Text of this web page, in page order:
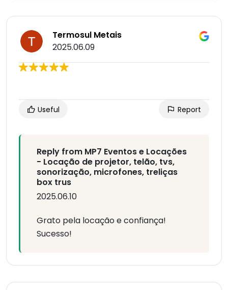
Termosul Metais
2025.06.09
Useful Report
Reply from MP7 Eventos e Locações
- Locação de projetor, telão, tvs,
sonorização, microfones, treliças
box trus
2025.06.10
Grato pela locação e confiança!
Sucesso!